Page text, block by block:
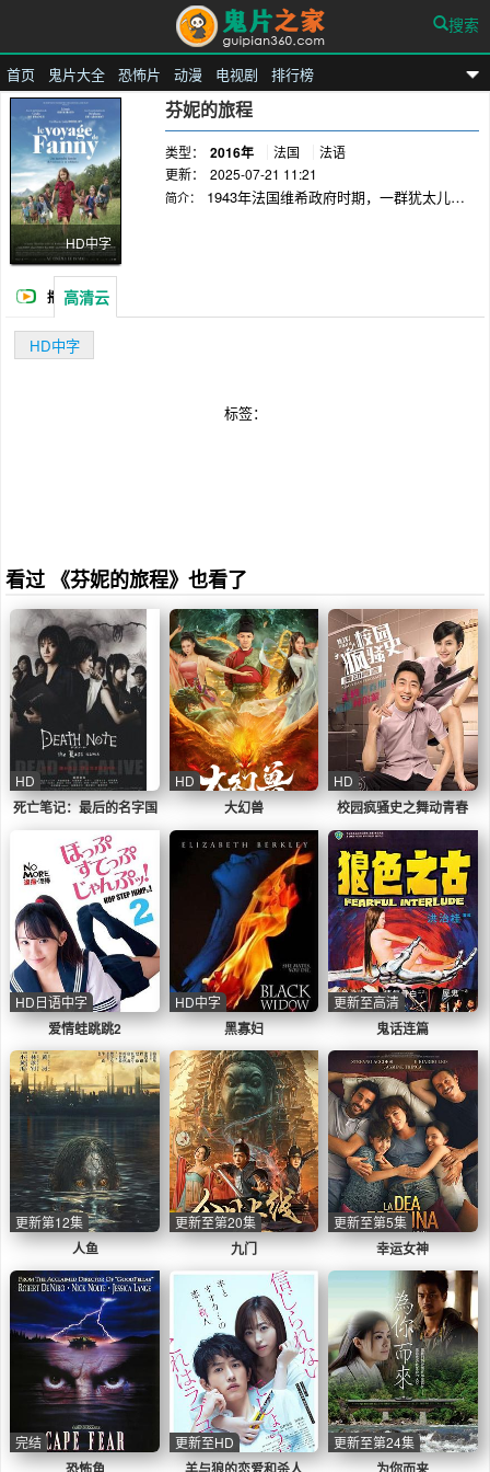
鬼片之家
首页 鬼片大全 恐怖片 动漫 电视剧 排行榜
搜索
HD中字
芬妮的旅程
类型： 2016年 法国
法语
更新：
2025-07-21 11:21
简介：
1943年法国维希政府时期，一群犹太儿童
播 高清云
HD中字
标签：
看过 《芬妮的旅程》也看了
死亡笔记：最后的名字国
语
HD
大幻兽
HD
校园疯骚史之舞动青春
HD
爱情蛙跳跳2
HD日语中字
黑寡妇
HD中字
鬼话连篇
更新至高清
人鱼
更新第12集
九门
更新至第20集
幸运女神
更新至第5集
完结 更新至HD 更新至第24集